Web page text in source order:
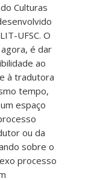
Culturas
UFSC. O
é dar
ao
à tradutora
tempo,
espaço
ou da
sobre o
processo